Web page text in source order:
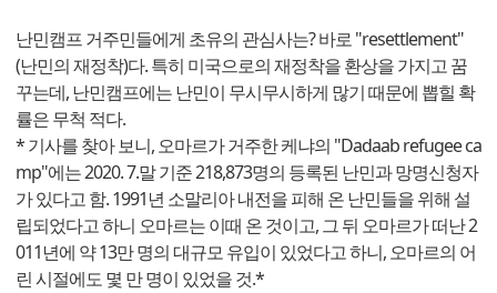
난민캠프 거주민들에게 초유의 관심사는? 바로 "resettlement"
(난민의 재정착)다. 특히 미국으로의 재정착을 환상을 가지고 꿈
꾸는데, 난민캠프에는 난민이 무시무시하게 많기 때문에 뽑힐 확
률은 무척 적다.
* 기사를 찾아 보니, 오마르가 거주한 케냐의 "Dadaab refugee ca
mp"에는 2020. 7.말 기준 218,873명의 등록된 난민과 망명신청자
가 있다고 함. 1991년 소말리아 내전을 피해 온 난민들을 위해 설
립되었다고 하니 오마르는 이때 온 것이고, 그 뒤 오마르가 떠난 2
011년에 약 13만 명의 대규모 유입이 있었다고 하니, 오마르의 어
린 시절에도 몇 만 명이 있었을 것.*